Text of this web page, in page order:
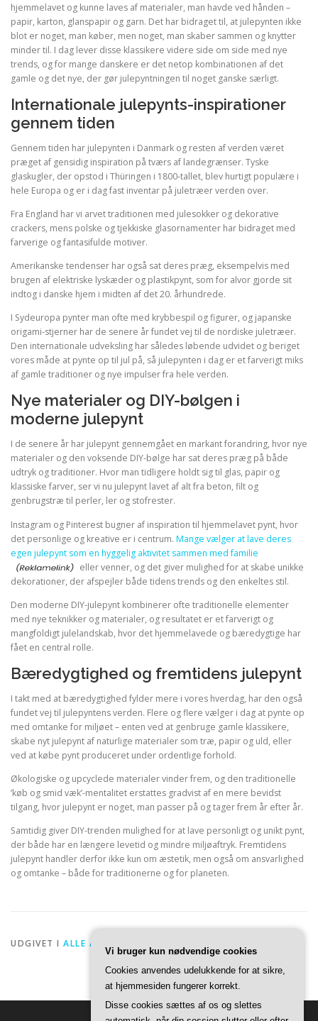
hjemmelavet og kunne laves af materialer, man havde ved hånden –
papir, karton, glanspapir og garn. Det har bidraget til, at julepynten ikke
blot er noget, man køber, men noget, man skaber sammen og knytter
minder til. I dag lever disse klassikere videre side om side med nye
trends, og for mange danskere er det netop kombinationen af det
gamle og det nye, der gør julepyntningen til noget ganske særligt.
Internationale julepynts-inspirationer
gennem tiden
Gennem tiden har julepynten i Danmark og resten af verden været
præget af gensidig inspiration på tværs af landegrænser. Tyske
glaskugler, der opstod i Thüringen i 1800-tallet, blev hurtigt populære i
hele Europa og er i dag fast inventar på juletræer verden over.
Fra England har vi arvet traditionen med julesokker og dekorative
crackers, mens polske og tjekkiske glasornamenter har bidraget med
farverige og fantasifulde motiver.
Amerikanske tendenser har også sat deres præg, eksempelvis med
brugen af elektriske lyskæder og plastikpynt, som for alvor gjorde sit
indtog i danske hjem i midten af det 20. århundrede.
I Sydeuropa pynter man ofte med krybbespil og figurer, og japanske
origami-stjerner har de senere år fundet vej til de nordiske juletræer.
Den internationale udveksling har således løbende udvidet og beriget
vores måde at pynte op til jul på, så julepynten i dag er et farverigt miks
af gamle traditioner og nye impulser fra hele verden.
Nye materialer og DIY-bølgen i
moderne julepynt
I de senere år har julepynt gennemgået en markant forandring, hvor nye
materialer og den voksende DIY-bølge har sat deres præg på både
udtryk og traditioner. Hvor man tidligere holdt sig til glas, papir og
klassiske farver, ser vi nu julepynt lavet af alt fra beton, filt og
genbrugstræ til perler, ler og stofrester.
Instagram og Pinterest bugner af inspiration til hjemmelavet pynt, hvor
det personlige og kreative er i centrum. Mange vælger at lave deres
egen julepynt som en hyggelig aktivitet sammen med familie
eller venner, og det giver mulighed for at skabe unikke
dekorationer, der afspejler både tidens trends og den enkeltes stil.
Den moderne DIY-julepynt kombinerer ofte traditionelle elementer
med nye teknikker og materialer, og resultatet er et farverigt og
mangfoldigt julelandskab, hvor det hjemmelavede og bæredygtige har
fået en central rolle.
Bæredygtighed og fremtidens julepynt
I takt med at bæredygtighed fylder mere i vores hverdag, har den også
fundet vej til julepyntens verden. Flere og flere vælger i dag at pynte op
med omtanke for miljøet – enten ved at genbruge gamle klassikere,
skabe nyt julepynt af naturlige materialer som træ, papir og uld, eller
ved at købe pynt produceret under ordentlige forhold.
Økologiske og upcyclede materialer vinder frem, og den traditionelle
’køb og smid væk’-mentalitet erstattes gradvist af en mere bevidst
tilgang, hvor julepynt er noget, man passer på og tager frem år efter år.
Samtidig giver DIY-trenden mulighed for at lave personligt og unikt pynt,
der både har en længere levetid og mindre miljøaftryk. Fremtidens
julepynt handler derfor ikke kun om æstetik, men også om ansvarlighed
og omtanke – både for traditionerne og for planeten.
UDGIVET I ALLE ARTIKLER
Vi bruger kun nødvendige cookies
Cookies anvendes udelukkende for at sikre,
at hjemmesiden fungerer korrekt.
Disse cookies sættes af os og slettes